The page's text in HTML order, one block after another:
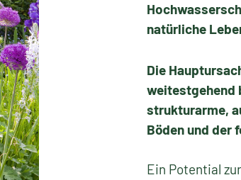
natürliche
Die
weitestgehend
strukturarme,
Böden und der
Ein Potential